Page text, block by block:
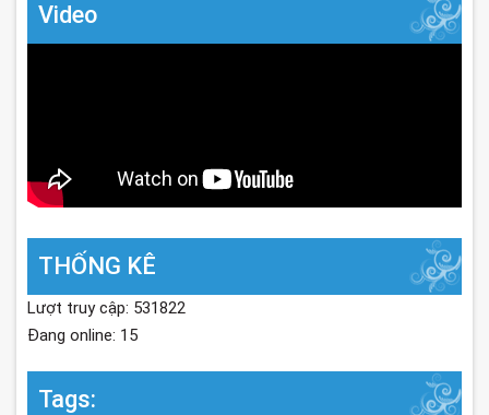
Video
THỐNG KÊ
Lượt truy cập: 531822
Đang online: 15
Tags: